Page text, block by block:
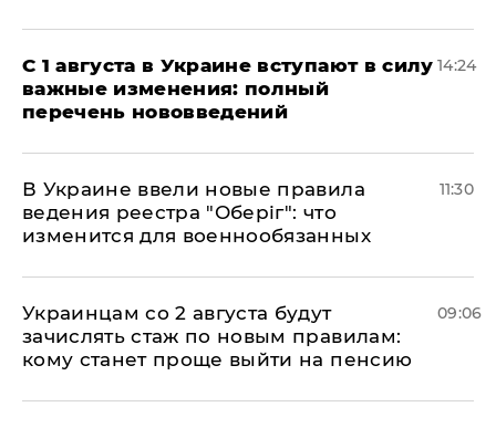
С 1 августа в Украине вступают в силу
важные изменения: полный
перечень нововведений
14:24
В Украине ввели новые правила
ведения реестра "Оберіг": что
изменится для военнообязанных
11:30
Украинцам со 2 августа будут
зачислять стаж по новым правилам:
кому станет проще выйти на пенсию
09:06